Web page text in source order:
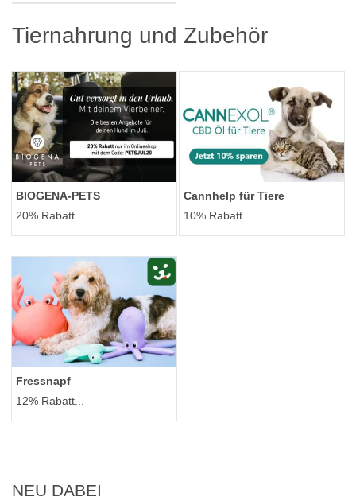
Tiernahrung und Zubehör
BIOGENA-PETS
20% Rabatt...
Cannhelp für Tiere
10% Rabatt...
Fressnapf
12% Rabatt...
NEU DABEI